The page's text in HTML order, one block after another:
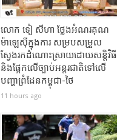
លោក ទៀ សីហា ថ្លែងអំណរគុណ
ម៉ាឡេស៊ីក្នុងការ សម្របសម្រួល
ស្វែងរកដំណោះស្រាយដោយសន្តិវិធី
និងផ្អែកលើច្បាប់អន្តរជាតិទៅលើ
បញ្ហាព្រំដែនកម្ពុជា-ថៃ
11 hours ago